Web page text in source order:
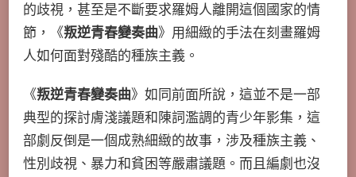
的歧視，甚至是不斷要求羅姆人離開這個國家的情
節，《叛逆青春變奏曲》用細緻的手法在刻畫羅姆
人如何面對殘酷的種族主義。
《叛逆青春變奏曲》如同前面所說，這並不是一部
典型的探討膚淺議題和陳詞濫調的青少年影集，這
部劇反倒是一個成熟細緻的故事，涉及種族主義、
性別歧視、暴力和貧困等嚴肅議題。而且編劇也沒